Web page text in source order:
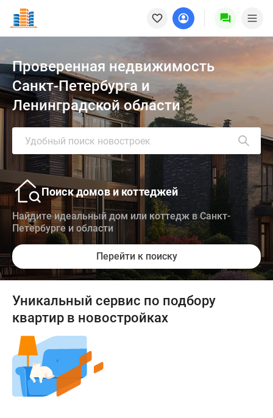
Новостройки
Квартиры
Ипотека
О
проекте
Контакты
Реклама
Дзен
Продавцы
и
застройщики
Коммерческие
помещения
Квартиры
на
карте
Эксперты
Машино-
места
Специальные
предложения
Проверенная недвижимость
Санкт-Петербурга и
Ленинградской области
Удобный поиск новостроек
Поиск домов и коттеджей
Найдите идеальный дом или коттедж в Санкт-
Петербурге и области
Перейти к поиску
Уникальный сервис по подбору
квартир в новостройках